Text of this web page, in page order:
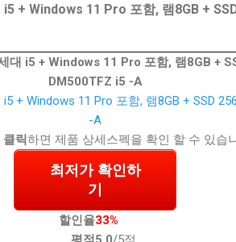
+ Windows 11 Pro 포함, 램8GB +
대 i5 + Windows 11 Pro 포함, 램8GB +
DM500TFZ i5 -A
릭하면 제품 상세스펙을 확인 할 수 있습
최저가 확인하
기
할인율33%